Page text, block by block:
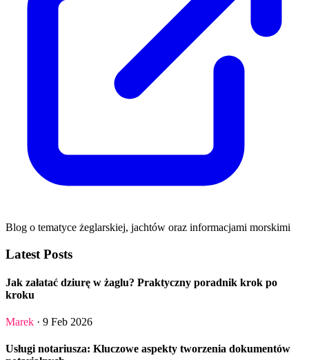
Blog o tematyce żeglarskiej, jachtów oraz informacjami morskimi
Latest Posts
Jak załatać dziurę w żaglu? Praktyczny poradnik krok po
kroku
Marek · 9 Feb 2026
Usługi notariusza: Kluczowe aspekty tworzenia dokumentów